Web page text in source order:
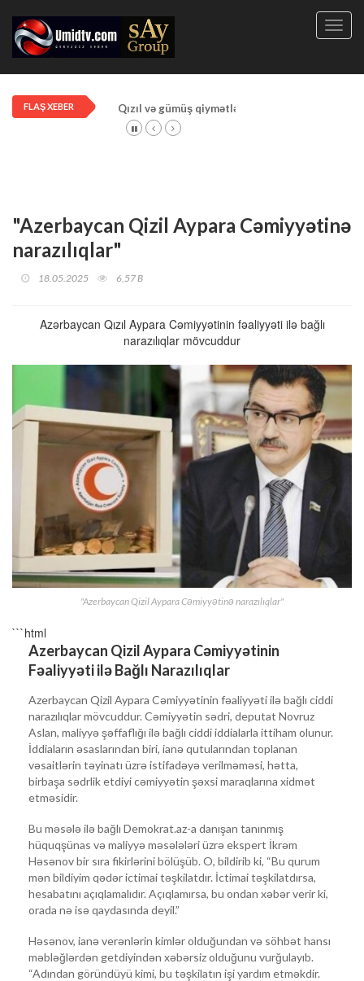
FLAŞ XEBER Qızıl və gümüş qiymətləri artdı!
"Azerbaycan Qizil Aypara Cəmiyyətinə
narazılıqlar"
18.05.2025 6,57 B
Azərbaycan Qızıl Aypara Cəmiyyətinin fəaliyyəti ilə bağlı
narazılıqlar mövcuddur
"Azerbaycan Qizil Aypara Cəmiyyətinə narazılıqlar"
```html
Azerbaycan Qizil Aypara Cəmiyyətinin
Fəaliyyəti ilə Bağlı Narazılıqlar
Azerbaycan Qizil Aypara Cəmiyyətinin fəaliyyəti ilə bağlı ciddi
narazılıqlar mövcuddur. Cəmiyyətin sədri, deputat Novruz
Aslan, maliyyə şəffaflığı ilə bağlı ciddi iddialarla ittiham olunur.
İddiaların əsaslarından biri, ianə qutularından toplanan
vəsaitlərin təyinatı üzrə istifadəyə verilməməsi, hətta,
birbaşa sədrlik etdiyi cəmiyyətin şəxsi maraqlarına xidmət
etməsidir.
Bu məsələ ilə bağlı Demokrat.az-a danışan tanınmış
hüquqşünas və maliyyə məsələləri üzrə ekspert İkrəm
Həsənov bir sıra fikirlərini bölüşüb. O, bildirib ki, “Bu qurum
mən bildiyim qədər ictimai təşkilatdır. İctimai təşkilatdırsa,
hesabatını açıqlamalıdır. Açıqlamırsa, bu ondan xəbər verir ki,
orada nə isə qaydasında deyil.”
Həsənov, ianə verənlərin kimlər olduğundan və söhbət hansı
məbləğlərdən getdiyindən xəbərsiz olduğunu vurğulayıb.
“Adından göründüyü kimi, bu təşkilatın işi yardım etməkdir.